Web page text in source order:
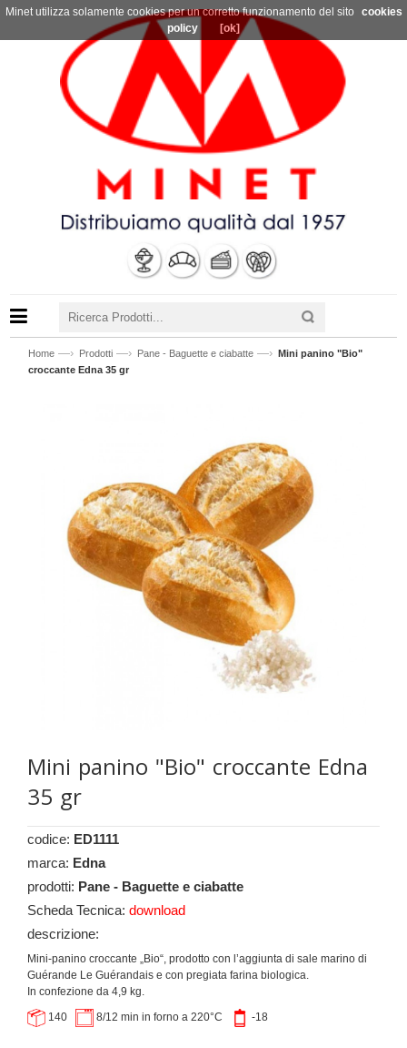
Home —› Prodotti —› Pane - Baguette e ciabatte —› Mini panino "Bio"
croccante Edna 35 gr
Mini panino "Bio" croccante Edna
35 gr
codice: ED1111
marca: Edna
prodotti: Pane - Baguette e ciabatte
Scheda Tecnica: download
descrizione:
Mini-panino croccante „Bio“, prodotto con l’aggiunta di sale marino di
Guérande Le Guérandais e con pregiata farina biologica.
In confezione da 4,9 kg.
140 8/12 min in forno a 220°C -18
Minet utilizza solamente cookies per un corretto funzionamento del sito
cookies
policy
[ok]